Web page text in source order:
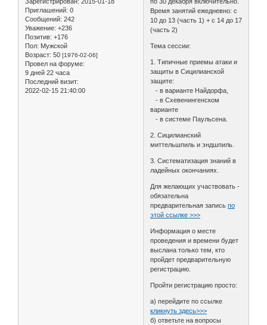
Приглашений: 0
Сообщений: 242
Уважение: +236
Позитив: +176
Пол: Мужской
Возраст: 50 [1976-02-06]
Провел на форуме:
9 дней 22 часа
Последний визит:
2022-02-15 21:40:00
Время занятий ежедневно: с
10 до 13 (часть 1) + с 14 до 17
(часть 2)
Тема сессии:
1. Типичные приемы атаки и
защиты в Сицилианской
защите:
- в варианте Найдорфа,
- в Схевенингенском
варианте
- в системе Паульсена.
2. Сицилианский
миттельшпиль и эндшпиль.
3. Систематизация знаний в
ладейных окончаниях.
Для желающих участвовать -
обязательна
предварительная записьпо
этой ссылке >>>
Информация о месте
проведения и времени будет
выслана только тем, кто
пройдет предварительную
регистрацию.
Пройти регистрацию просто:
а) перейдите по ссылке
кликнуть здесь>>>
б) ответьте на вопросы